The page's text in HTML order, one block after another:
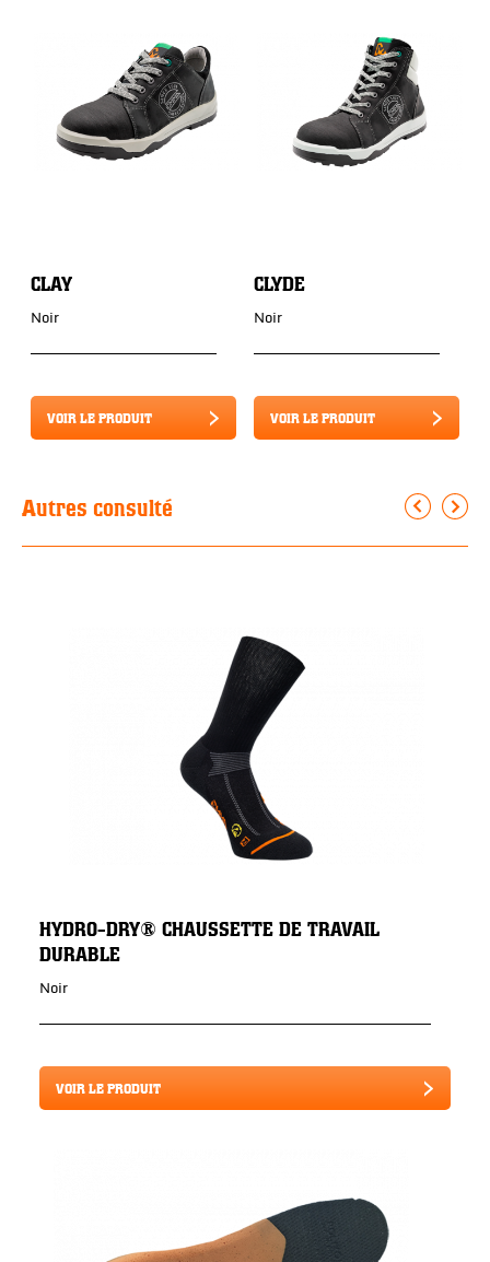
CLAY
Noir
VOIR LE PRODUIT
CLYDE
Noir
VOIR LE PRODUIT
Autres consulté
HYDRO-DRY® CHAUSSETTE DE TRAVAIL
DURABLE
Noir
VOIR LE PRODUIT